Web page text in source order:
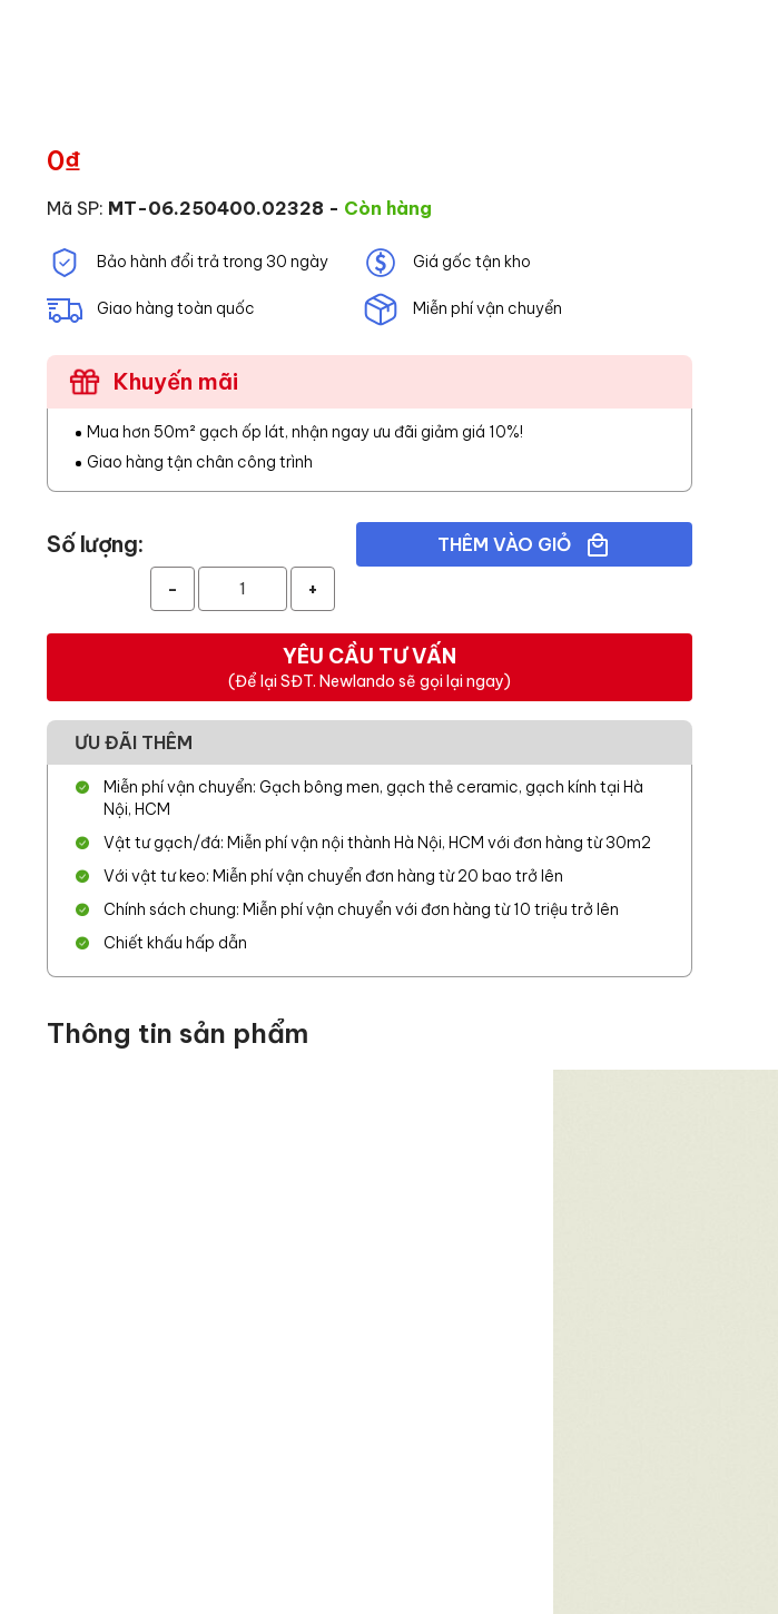
0₫
Mã SP: MT-06.250400.02328 - Còn hàng
Bảo hành đổi trả trong 30 ngày Giá gốc tận kho
Giao hàng toàn quốc Miễn phí vận chuyển
Khuyến mãi
Mua hơn 50m² gạch ốp lát, nhận ngay ưu đãi giảm giá 10%!
Giao hàng tận chân công trình
Số lượng:
- +
THÊM VÀO GIỎ
YÊU CẦU TƯ VẤN
(Để lại SĐT. Newlando sẽ gọi lại ngay)
ƯU ĐÃI THÊM
Miễn phí vận chuyển: Gạch bông men, gạch thẻ ceramic, gạch kính tại Hà
Nội, HCM
Vật tư gạch/đá: Miễn phí vận nội thành Hà Nội, HCM với đơn hàng từ 30m2
Với vật tư keo: Miễn phí vận chuyển đơn hàng từ 20 bao trở lên
Chính sách chung: Miễn phí vận chuyển với đơn hàng từ 10 triệu trở lên
Chiết khấu hấp dẫn
Thông tin sản phẩm